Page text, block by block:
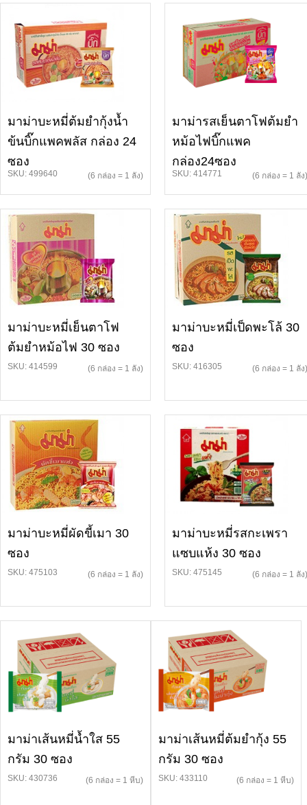
มาม่าบะหมี่ต้มยำกุ้งน้ำ
ข้นบิ๊กแพคพลัส กล่อง 24
ซอง
SKU: 499640 (6 กล่อง = 1 ลัง)
มาม่ารสเย็นตาโฟต้มยำ
หม้อไฟบิ๊กแพค
กล่อง24ซอง
SKU: 414771 (6 กล่อง = 1 ลัง)
มาม่าบะหมี่เย็นตาโฟ
ต้มยำหม้อไฟ 30 ซอง
SKU: 414599 (6 กล่อง = 1 ลัง)
มาม่าบะหมี่เป็ดพะโล้ 30
ซอง
SKU: 416305 (6 กล่อง = 1 ลัง)
มาม่าบะหมี่ผัดขี้เมา 30
ซอง
SKU: 475103 (6 กล่อง = 1 ลัง)
มาม่าบะหมี่รสกะเพรา
แซบแห้ง 30 ซอง
SKU: 475145 (6 กล่อง = 1 ลัง)
มาม่าเส้นหมี่น้ำใส 55
กรัม 30 ซอง
SKU: 430736 (6 กล่อง = 1 หีบ)
มาม่าเส้นหมี่ต้มยำกุ้ง 55
กรัม 30 ซอง
SKU: 433110 (6 กล่อง = 1 หีบ)